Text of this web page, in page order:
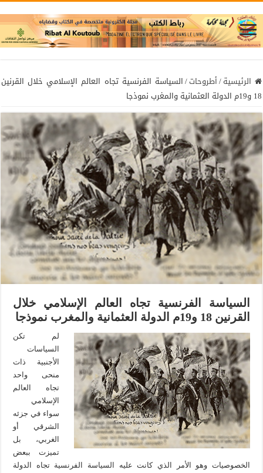
الرئيسية/أطروحات/السياسة الفرنسية تجاه العالم الإسلامي خلال القرنين
18 و19م الدولة العثمانية والمغرب نموذجا
السياسة الفرنسية تجاه العالم الإسلامي خلال
القرنين 18 و19م الدولة العثمانية والمغرب نموذجا
لم تكن
السياسات
الأجنبية ذات
منحى واحد
تجاه العالم
الإسلامي
سواء في جزئه
الشرقي أو
الغربي، بل
تميزت ببعض
الخصوصيات وهو الأمر الذي كانت عليه السياسة الفرنسية تجاه الدولة